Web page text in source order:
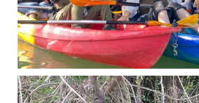
11月となり沖縄も寒くなってきましたが まだまだ沖縄は半袖です
この時期は、修学旅行